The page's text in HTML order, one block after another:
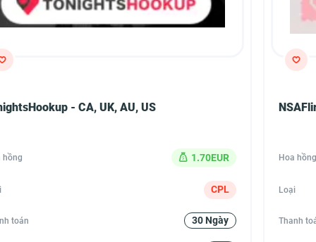
- CA, UK, AU, US
hồng 1.70EUR
CPL
toán 30 Ngày
Hoa hồng
Loại
Thanh